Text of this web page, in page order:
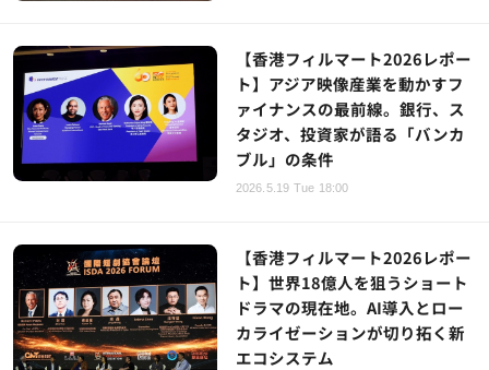
【香港フィルマート2026レポー
ト】アジア映像産業を動かすフ
ァイナンスの最前線。銀行、ス
タジオ、投資家が語る「バンカ
ブル」の条件
2026.5.19 Tue 18:00
【香港フィルマート2026レポー
ト】世界18億人を狙うショート
ドラマの現在地。AI導入とロー
カライゼーションが切り拓く新
エコシステム